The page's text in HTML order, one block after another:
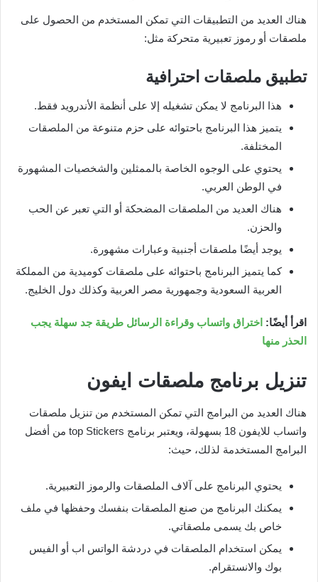
هناك العديد من التطبيقات التي تمكن المستخدم من الحصول على
ملصقات أو رموز تعبيرية متحركة مثل:
تطبيق ملصقات احترافية
هذا البرنامج لا يمكن تشغيله إلا على أنظمة الأندرويد فقط.
يتميز هذا البرنامج باحتوائه على حزم متنوعة من الملصقات
المختلفة.
يحتوي على الوجوه الخاصة بالممثلين والشخصيات المشهورة
في الوطن العربي.
هناك العديد من الملصقات المضحكة أو التي تعبر عن الحب
والحزن.
يوجد أيضًا ملصقات أجنبية وعبارات مشهورة.
كما يتميز البرنامج باحتوائه على ملصقات كوميدية من المملكة
العربية السعودية وجمهورية مصر العربية وكذلك دول الخليج.
اقرأ أيضًا: اختراق واتساب وقراءة الرسائل طريقة جد سهلة يجب
الحذر منها
تنزيل برنامج ملصقات ايفون
هناك العديد من البرامج التي تمكن المستخدم من تنزيل ملصقات
واتساب للايفون 18 بسهولة، ويعتبر برنامج top Stickers من أفضل
البرامج المستخدمة لذلك، حيث:
يحتوي البرنامج على آلاف الملصقات والرموز التعبيرية.
يمكنك البرنامج من صنع الملصقات بنفسك وحفظها في ملف
خاص بك يسمى ملصقاتي.
يمكن استخدام الملصقات في دردشة الواتس اب أو الفيس
بوك والانستقرام.